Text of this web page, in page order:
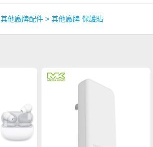
其他廠牌配件 > 其他廠牌 保護貼